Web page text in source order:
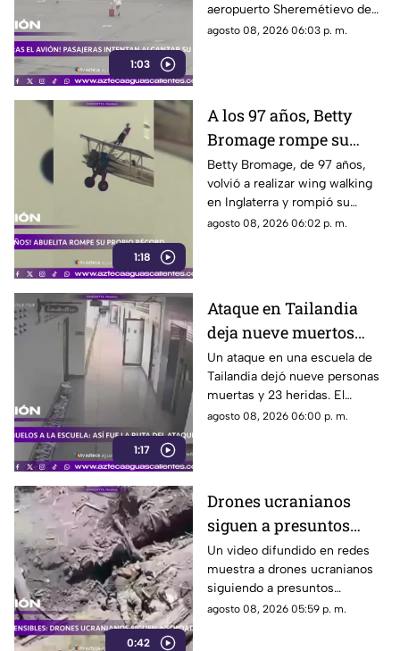
1:03
aeropuerto Sheremétievo de
Moscú tras llegar tarde a su
agosto 08, 2026 06:03 p. m.
1:18
A los 97 años, Betty
Bromage rompe su
propio récord Guinness
en las alturas
Betty Bromage, de 97 años,
volvió a realizar wing walking
en Inglaterra y rompió su
propio récord Guinness tras
agosto 08, 2026 06:02 p. m.
1:17
Ataque en Tailandia
deja nueve muertos
tras agresión en una
escuela
Un ataque en una escuela de
Tailandia dejó nueve personas
muertas y 23 heridas. El
presunto agresor, de 14 años,
agosto 08, 2026 06:00 p. m.
0:42
Drones ucranianos
siguen a presuntos
soldados rusos durante
varias horas
Un video difundido en redes
muestra a drones ucranianos
siguiendo a presuntos
soldados rusos antes de un
agosto 08, 2026 05:59 p. m.